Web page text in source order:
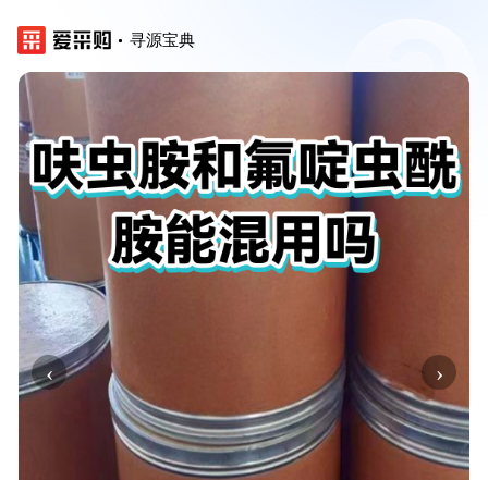
寻源宝典
‹ ›